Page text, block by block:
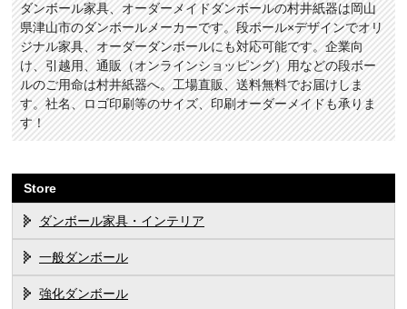
ダンボール家具、オーダーメイドダンボールの村井紙器は岡山
県津山市のダンボールメーカーです。段ボール×デザインでオリ
ジナル家具、オーダーダンボールにも対応可能です。企業向
け、引越用、通販（オンラインショッピング）用などの段ボー
ルのご用命は村井紙器へ。工場直販、送料無料でお届けしま
す。社名、ロゴ印刷等のサイズ、印刷オーダーメイドも承りま
す！
Store
ダンボール家具・インテリア
一般ダンボール
強化ダンボール